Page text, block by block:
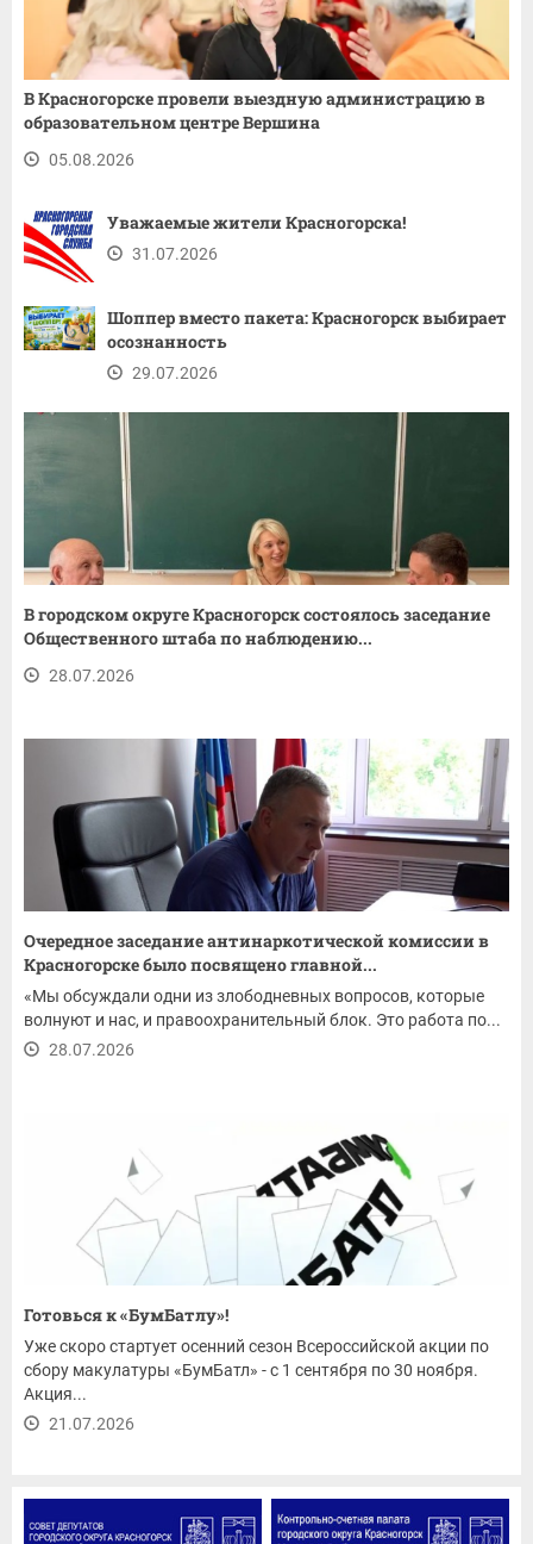
В Красногорске провели выездную администрацию в
образовательном центре Вершина
05.08.2026
Уважаемые жители Красногорска!
31.07.2026
Шоппер вместо пакета: Красногорск выбирает
осознанность
29.07.2026
В городском округе Красногорск состоялось заседание
Общественного штаба по наблюдению...
28.07.2026
Очередное заседание антинаркотической комиссии в
Красногорске было посвящено главной...
«Мы обсуждали одни из злободневных вопросов, которые
волнуют и нас, и правоохранительный блок. Это работа по...
28.07.2026
Готовься к «БумБатлу»!
Уже скоро стартует осенний сезон Всероссийской акции по
сбору макулатуры «БумБатл» - с 1 сентября по 30 ноября.
Акция...
21.07.2026